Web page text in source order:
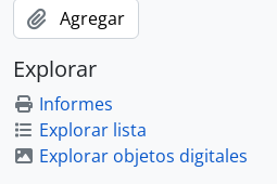
Agregar
Explorar
Informes
Explorar lista
Explorar objetos digitales